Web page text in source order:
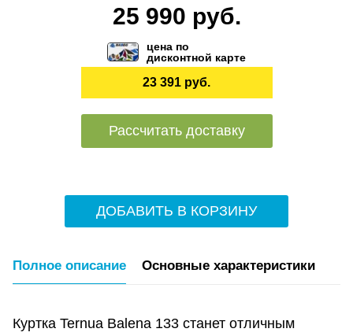
25 990 руб.
цена по
дисконтной карте
23 391 руб.
Рассчитать доставку
ДОБАВИТЬ В КОРЗИНУ
Полное описание Основные характеристики
Куртка Ternua Balena 133 станет отличным